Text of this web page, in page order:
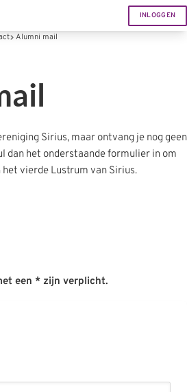
INLOGGEN
Alumni mail
Sirius, maar ontvang je nog geen
dan het onderstaande formulier in om
vierde Lustrum van Sirius.
een * zijn verplicht.